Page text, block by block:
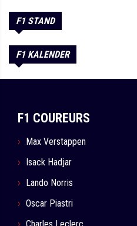
F1 STAND
F1 KALENDER
F1 COUREURS
Max Verstappen
Isack Hadjar
Lando Norris
Oscar Piastri